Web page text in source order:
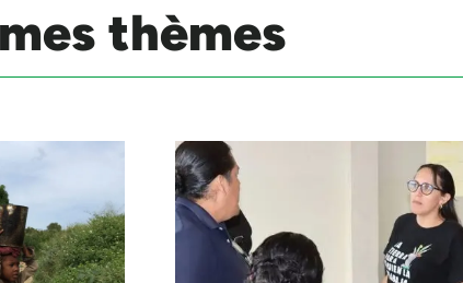
thèmes